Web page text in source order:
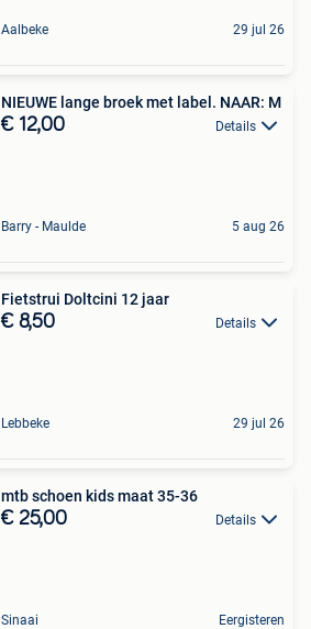
Aalbeke 29 jul 26
NIEUWE lange broek met label. NAAR: M
€ 12,00 Details
Barry - Maulde 5 aug 26
Fietstrui Doltcini 12 jaar
€ 8,50 Details
Lebbeke 29 jul 26
mtb schoen kids maat 35-36
€ 25,00 Details
Sinaai Eergisteren